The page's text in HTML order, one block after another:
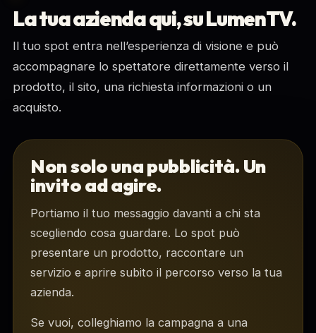
La tua azienda qui, su LumenTV.
Il tuo spot entra nell’esperienza di visione e può
accompagnare lo spettatore direttamente verso il
prodotto, il sito, una richiesta informazioni o un
acquisto.
Non solo una pubblicità. Un
invito ad agire.
Portiamo il tuo messaggio davanti a chi sta
scegliendo cosa guardare. Lo spot può
presentare un prodotto, raccontare un
servizio e aprire subito il percorso verso la tua
azienda.
Se vuoi, colleghiamo la campagna a una